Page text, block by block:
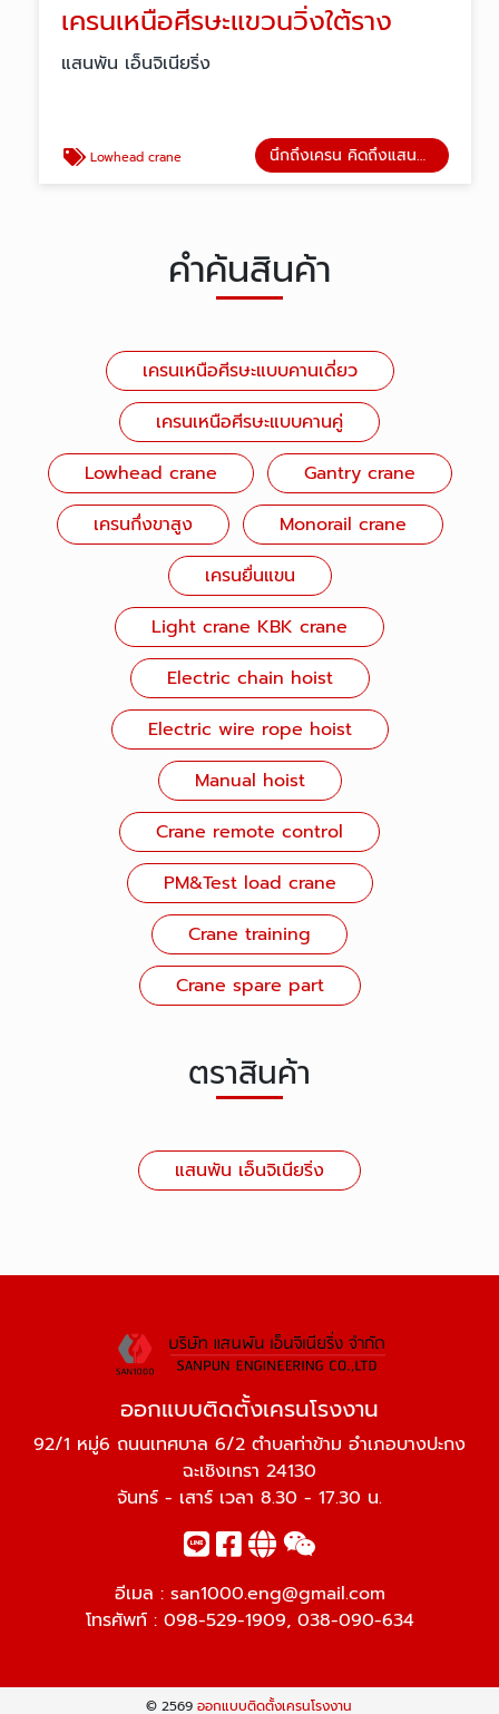
เครนเหนือศีรษะแขวนวิ่งใต้ราง
แสนพัน เอ็นจิเนียริ่ง
Lowhead crane นึกถึงเครน คิดถึงแสนพัน
คำค้นสินค้า
เครนเหนือศีรษะแบบคานเดี่ยว
เครนเหนือศีรษะแบบคานคู่
Lowhead crane
Gantry crane
เครนกึ่งขาสูง
Monorail crane
เครนยื่นแขน
Light crane KBK crane
Electric chain hoist
Electric wire rope hoist
Manual hoist
Crane remote control
PM&Test load crane
Crane training
Crane spare part
ตราสินค้า
แสนพัน เอ็นจิเนียริ่ง
ออกแบบติดตั้งเครนโรงงาน
92/1 หมู่6 ถนนเทศบาล 6/2 ตำบลท่าข้าม อำเภอบางปะกง
ฉะเชิงเทรา 24130
จันทร์ - เสาร์ เวลา 8.30 - 17.30 น.
อีเมล : san1000.eng@gmail.com
โทรศัพท์ : 098-529-1909, 038-090-634
© 2569ออกแบบติดตั้งเครนโรงงาน